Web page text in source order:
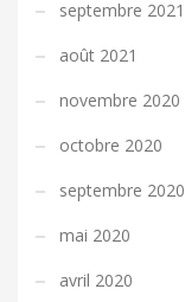
septembre 2021
août 2021
novembre 2020
octobre 2020
septembre 2020
mai 2020
avril 2020